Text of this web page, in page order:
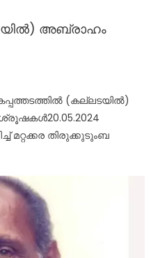
അബ്രാഹം
(കല്ലടയിൽ)
മറ്റക്കര തിരുക്കുടുംബ